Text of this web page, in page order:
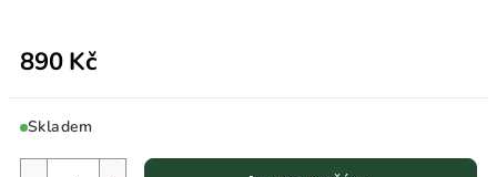
890 Kč
Skladem